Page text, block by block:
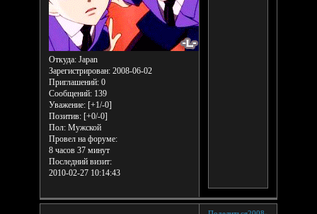
Откуда:Japan
Зарегистрирован: 2008-06-02
Приглашений:0
Сообщений:139
Уважение: [+1/-0]
Позитив: [+0/-0]
Пол:Мужской
Провел на форуме:
8 часов 37 минут
Последний визит:
2010-02-27 10:14:43